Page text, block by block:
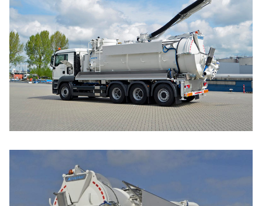
laadvermogen en
voertuigwendbaarheid. De
inhoud van de producttank varieert met 12m³,
15m³ of 19m³